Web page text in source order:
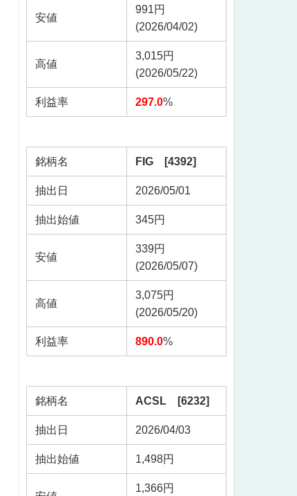
安値
991円
(2026/04/02)
高値
3,015円
(2026/05/22)
利益率 297.0%
銘柄名 FIG [4392]
抽出日 2026/05/01
抽出始値 345円
安値
339円
(2026/05/07)
高値
3,075円
(2026/05/20)
利益率 890.0%
銘柄名 ACSL [6232]
抽出日 2026/04/03
抽出始値 1,498円
1,366円